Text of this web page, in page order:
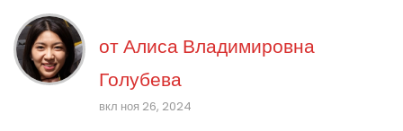
отАлиса Владимировна
Голубева
вкл ноя 26, 2024